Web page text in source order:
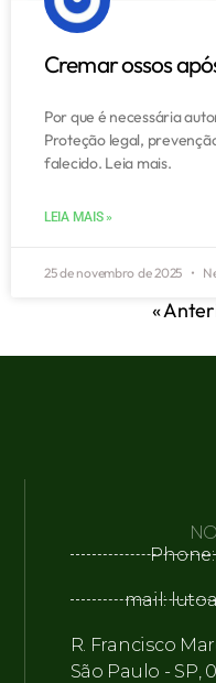
Cremar ossos
Por que é necessária
Proteção legal,
falecido. Leia mais.
LEIA MAIS »
25 de novembro de 2025
«
Phone:
mail:
R. Francisco
São Paulo - SP,